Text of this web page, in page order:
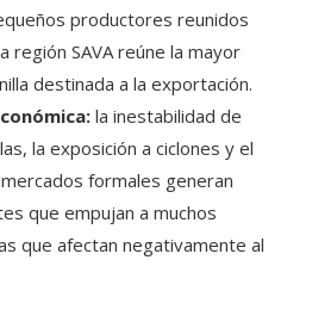
productores reunidos
región SAVA reúne la mayor
destinada a la exportación.
la inestabilidad de
la exposición a ciclones y el
formales generan
que empujan a muchos
que afectan negativamente al